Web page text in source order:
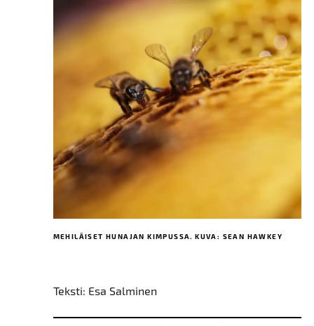
MEHILÄISET HUNAJAN KIMPUSSA. KUVA: SEAN HAWKEY
Teksti: Esa Salminen